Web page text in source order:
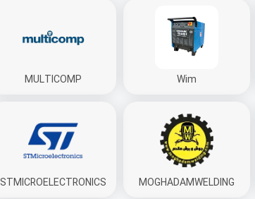
Wim
MULTICOMP
MOGHADAMWELDING
STMICROELECTRONICS